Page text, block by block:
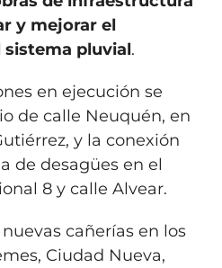
y mejorar el
pluvial.
en ejecución se
de calle Neuquén, en
y la conexión
de desagües en el
8 y calle Alvear.
cañerías en los
Ciudad Nueva,